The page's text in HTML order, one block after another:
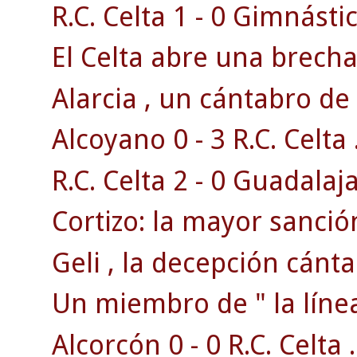
R.C. Celta 1 - 0 Gimnástic
El Celta abre una
Alarcia , un cántabro
Alcoyano 0 - 3 R.C. Celta
R.C. Celta 2 - 0
Cortizo: la mayor
Geli , la decepción
Un miembro de " la
Alcorcón 0 - 0 R.C. Celta .